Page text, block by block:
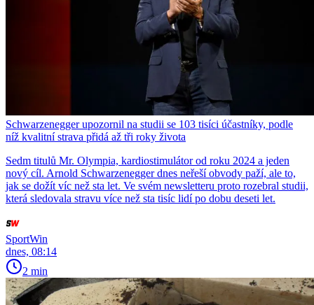
Schwarzenegger upozornil na studii se 103 tisíci účastníky, podle
níž kvalitní strava přidá až tři roky života
Sedm titulů Mr. Olympia, kardiostimulátor od roku 2024 a jeden
nový cíl. Arnold Schwarzenegger dnes neřeší obvody paží, ale to,
jak se dožít víc než sta let. Ve svém newsletteru proto rozebral studii,
která sledovala stravu více než sta tisíc lidí po dobu deseti let.
SportWin
dnes, 08:14
2 min